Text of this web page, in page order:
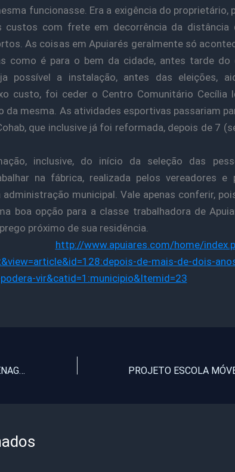
funcionasse. Era a exigência do proprietário,
custos com frete em decorrência da distância
As coisas em Apuiarés geralmente só
como é para o bem da cidade, antes tarde do
possível a instalação, antes das eleições,
custo, foi ceder o Centro Comunitário Cecília
da mesma. As atividades esportivas passariam
que inclusive já foi reformada, depois de 7
inclusive, do início da seleção das
na fábrica, realizada pelos vereadores e
municipal. Vale apenas conferir,
boa opção para a classe trabalhadora de
próximo de sua residência.
http://www.apuiares.com/home/
de-mais-de-dois-
vir&catid=1:municipio&Itemid=23
MULHERES DE DEUS: HOMENAGEM DO BLOG A TODAS AS MULHERES